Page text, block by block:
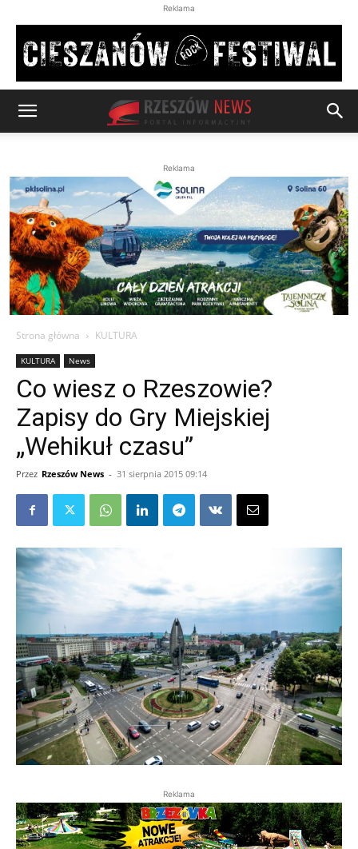
Reklama
Reklama
Strona główna KULTURA
KULTURA News
Co wiesz o Rzeszowie?
Zapisy do Gry Miejskiej
„Wehikuł czasu”
Przez Rzeszów News - 31 sierpnia 2015 09:14
Reklama